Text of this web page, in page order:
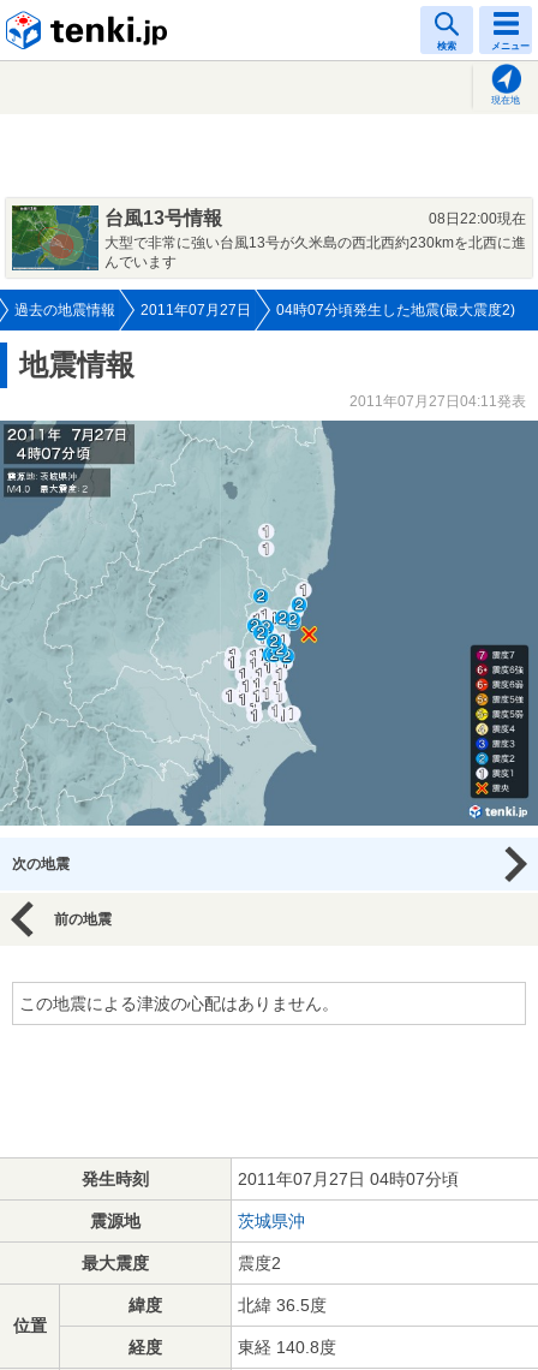
検索 メニュー
現在地
台風13号情報
08日22:00現在
大型で非常に強い台風13号が久米島の西北西約230kmを北西に進
んでいます
過去の地震情報 2011年07月27日 04時07分頃発生した地震(最大震度2)
地震情報
2011年07月27日04:11発表
次の地震
前の地震
この地震による津波の心配はありません。
発生時刻 2011年07月27日 04時07分頃
震源地 茨城県沖
最大震度 震度2
位置
緯度 北緯 36.5度
経度 東経 140.8度